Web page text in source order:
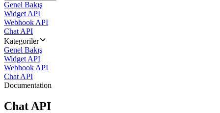
Genel Bakış
Widget API
Webhook API
Chat API
Kategoriler
Genel Bakış
Widget API
Webhook API
Chat API
Documentation
Chat API